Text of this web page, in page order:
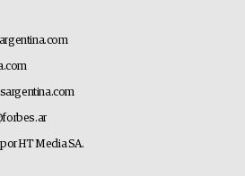
HT Media SA.